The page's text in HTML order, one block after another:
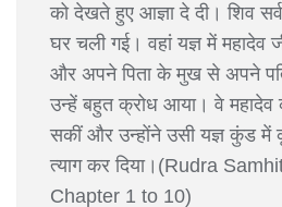
को देखते हुए आज्ञा दे दी। शिव
घर चली गई। वहां यज्ञ में महादेव
और अपने पिता के मुख से अपने
उन्हें बहुत क्रोध आया। वे महादेव
सकीं और उन्होंने उसी यज्ञ कुंड में
त्याग कर दिया।(Rudra
Chapter 1 to 10)